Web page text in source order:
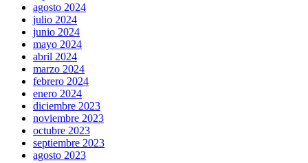
agosto 2024
julio 2024
junio 2024
mayo 2024
abril 2024
marzo 2024
febrero 2024
enero 2024
diciembre 2023
noviembre 2023
octubre 2023
septiembre 2023
agosto 2023